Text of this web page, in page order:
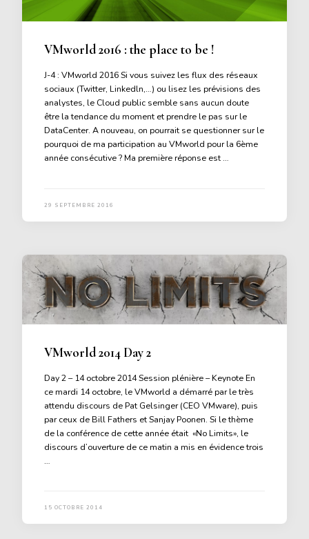
VMworld 2016 : the place to be !
J-4 : VMworld 2016 Si vous suivez les flux des réseaux
sociaux (Twitter, Linkedln,…) ou lisez les prévisions des
analystes, le Cloud public semble sans aucun doute
être la tendance du moment et prendre le pas sur le
DataCenter. A nouveau, on pourrait se questionner sur le
pourquoi de ma participation au VMworld pour la 6ème
année consécutive ? Ma première réponse est …
29 SEPTEMBRE 2016
VMworld 2014 Day 2
Day 2 – 14 octobre 2014 Session plénière – Keynote En
ce mardi 14 octobre, le VMworld a démarré par le très
attendu discours de Pat Gelsinger (CEO VMware), puis
par ceux de Bill Fathers et Sanjay Poonen. Si le thème
de la conférence de cette année était «No Limits», le
discours d’ouverture de ce matin a mis en évidence trois
…
15 OCTOBRE 2014